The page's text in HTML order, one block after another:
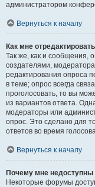
администратором
Вернуться к началу
Как мне
Так же, как и сообщения,
создателями,
редактирования опроса
в теме; опрос всегда
проголосовать, то вы
из вариантов ответа.
модераторы или
опрос. Это сделано для
ответов во время
Вернуться к началу
Почему мне
Некоторые форумы